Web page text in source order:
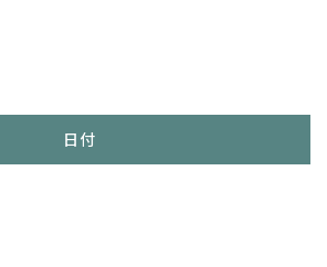
日付